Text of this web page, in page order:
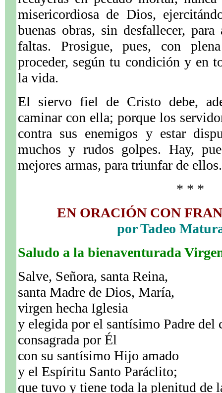
misericordiosa de Dios,
buenas obras, sin desfallecer,
faltas. Prosigue, pues, con
proceder, según tu condición y en
la vida.
El siervo fiel de Cristo debe,
caminar con ella; porque los
contra sus enemigos y estar
muchos y rudos golpes. Hay,
mejores armas, para triunfar de ellos.
* * *
EN ORACIÓN CON
por Tadeo
Saludo a la bienaventurada
Salve, Señora, santa Reina,
santa Madre de Dios, María,
virgen hecha Iglesia
y elegida por el santísimo Padre del
consagrada por Él
con su santísimo Hijo amado
y el Espíritu Santo Paráclito;
que tuvo y tiene toda la plenitud de